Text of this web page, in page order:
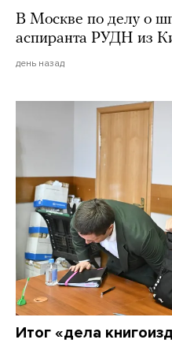
В Москве по делу о
аспиранта РУДН из
день назад
Итог «дела